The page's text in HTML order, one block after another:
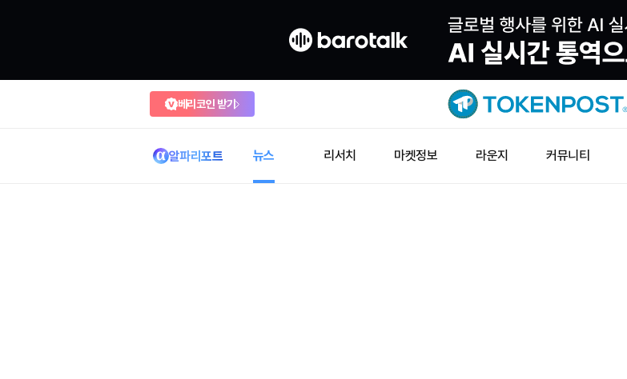
베리코인 받기
알파리포트 뉴스 리서치 마켓정보 라운지 커뮤니티